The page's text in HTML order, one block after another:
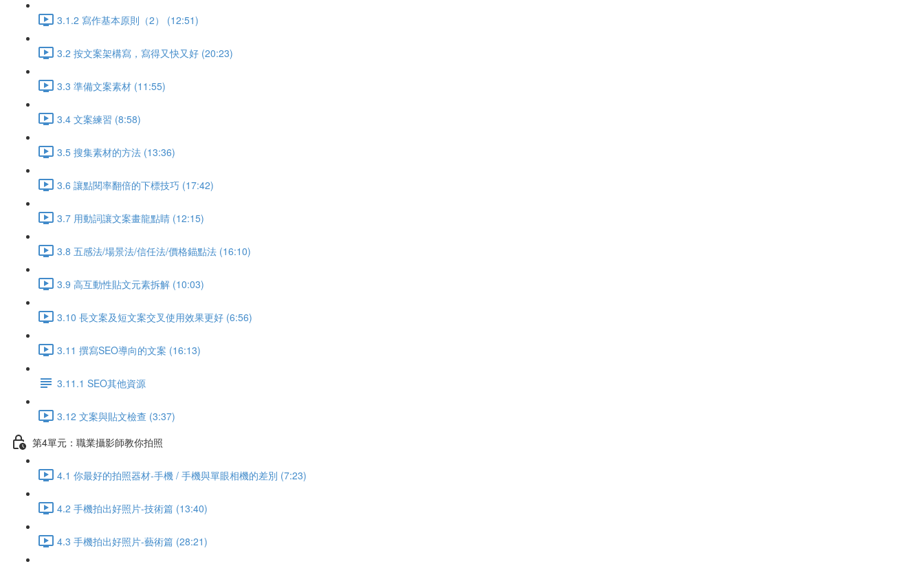
3.1.2 寫作基本原則（2） (12:51)
3.2 按文案架構寫，寫得又快又好 (20:23)
3.3 準備文案素材 (11:55)
3.4 文案練習 (8:58)
3.5 搜集素材的方法 (13:36)
3.6 讓點閱率翻倍的下標技巧 (17:42)
3.7 用動詞讓文案畫龍點睛 (12:15)
3.8 五感法/場景法/信任法/價格錨點法 (16:10)
3.9 高互動性貼文元素拆解 (10:03)
3.10 長文案及短文案交叉使用效果更好 (6:56)
3.11 撰寫SEO導向的文案 (16:13)
3.11.1 SEO其他資源
3.12 文案與貼文檢查 (3:37)
第4單元：職業攝影師教你拍照
4.1 你最好的拍照器材-手機 / 手機與單眼相機的差別 (7:23)
4.2 手機拍出好照片-技術篇 (13:40)
4.3 手機拍出好照片-藝術篇 (28:21)